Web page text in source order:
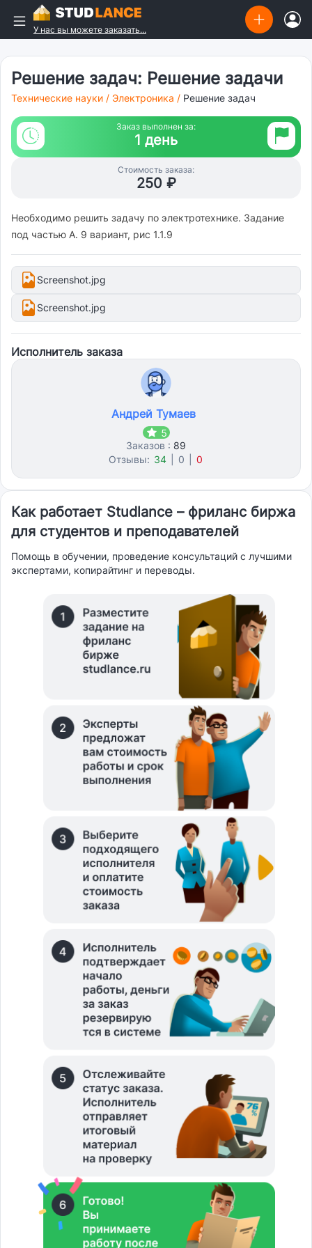
У нас вы можете заказать...
Решение задач: Решение задачи
Технические науки / Электроника / Решение задач
Заказ выполнен за:
1 день
Стоимость заказа:
250 ₽
Необходимо решить задачу по электротехнике. Задание
под частью А. 9 вариант, рис 1.1.9
Screenshot.jpg
Screenshot.jpg
Исполнитель заказа
Андрей Тумаев
5
Заказов : 89
Отзывы: 34 0 0
Как работает Studlance – фриланс биржа
для студентов и преподавателей
Помощь в обучении, проведение консультаций с лучшими
экспертами, копирайтинг и переводы.